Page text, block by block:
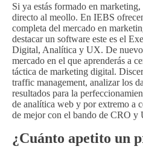
Si ya estás formado en
directo al meollo. En IEBS
completa del mercado en
destacar un software este es el
Digital, Analítica y UX. De nuevo
mercado en el que aprenderás a
táctica de marketing digital.
traffic management, analizar los
resultados para la
de analítica web y por extremo a
de mejor con el bando de CRO y
¿Cuánto apetito un